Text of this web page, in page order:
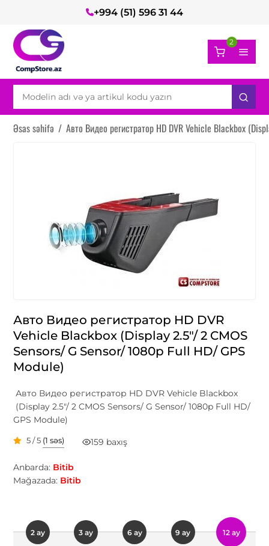
+994 (51) 596 31 44
2
Əsas səhifə / Авто Видео регистратор HD DVR Vehicle Blackbox
Авто Видео регистратор HD DVR
Vehicle Blackbox (Display 2.5"/ 2 CMOS
Sensors/ G Sensor/ 1080p Full HD/ GPS
Module)
Авто Видео регистратор HD DVR Vehicle Blackbox
(Display 2.5"/ 2 CMOS Sensors/ G Sensor/ 1080p Full HD/
GPS Module)
5 / 5 (1 səs) 159 baxış
Anbarda: Bitib
Mağazada: Bitib
2 ay 3 ay 6 ay 9 ay 12 ay